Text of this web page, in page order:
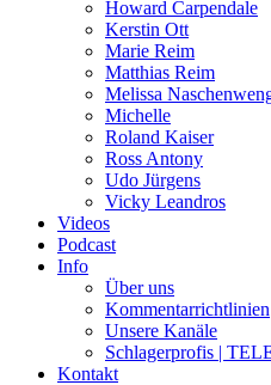
Howard Carpendale
Kerstin Ott
Marie Reim
Matthias Reim
Melissa
Michelle
Roland Kaiser
Ross Antony
Udo Jürgens
Vicky Leandros
Videos
Podcast
Info
Über uns
Kommentarrichtlinien
Unsere Kanäle
Schlagerprofis |
Kontakt